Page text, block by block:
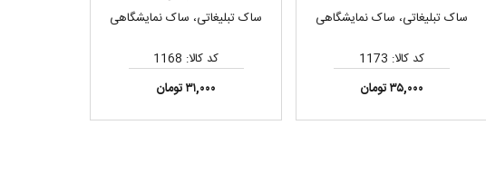
ساک تبلیغاتی، ساک نمایشگاهی
کد کالا: 1173
۳۵,۰۰۰ تومان
ساک تبلیغاتی، ساک نمایشگاهی
کد کالا: 1168
۳۱,۰۰۰ تومان